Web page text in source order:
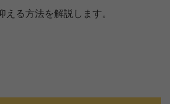
える方法を解説します。